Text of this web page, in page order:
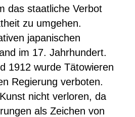
das staatliche Verbot
zu umgehen.
japanischen
im 17. Jahrhundert.
1912 wurde Tätowieren
Regierung verboten.
nicht verloren, da
als Zeichen von